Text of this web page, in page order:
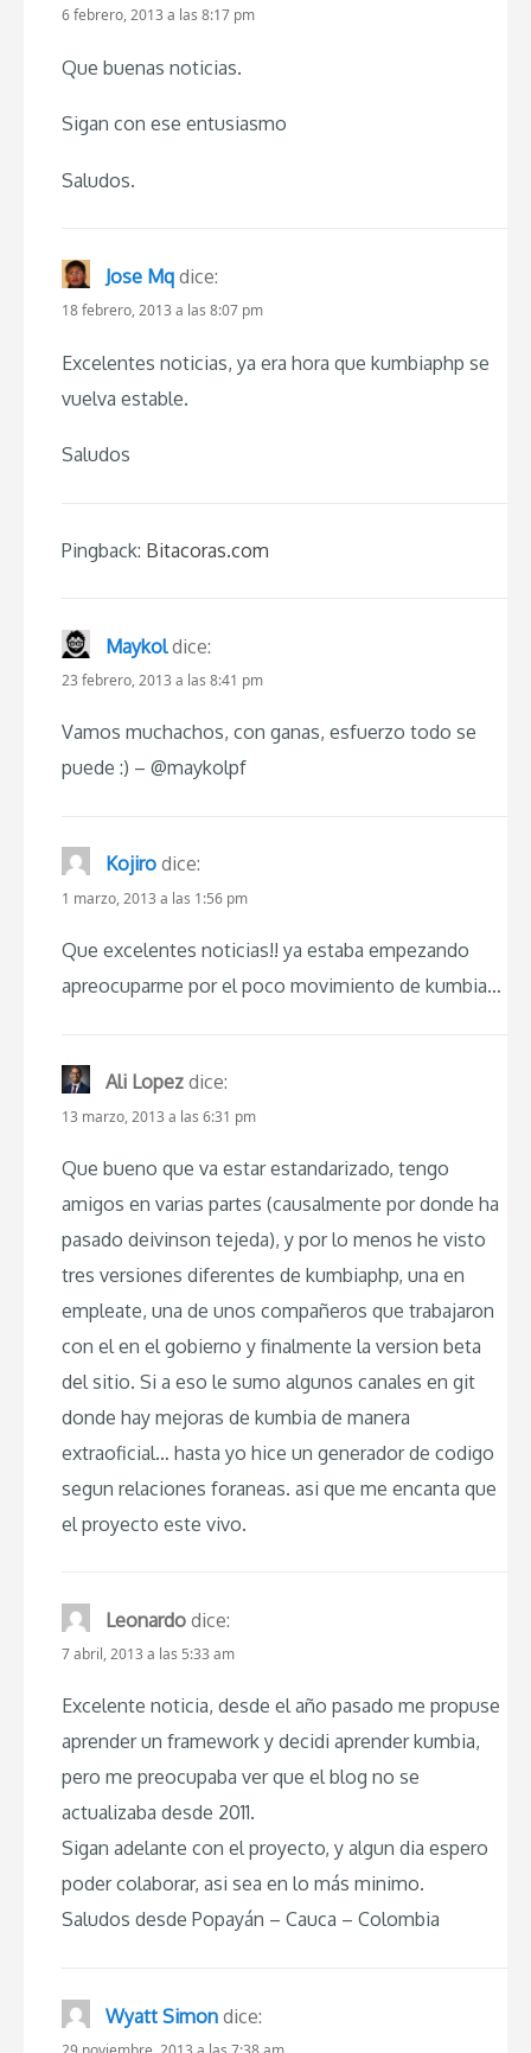
6 febrero, 2013 a las 8:17 pm
Que buenas noticias.
Sigan con ese entusiasmo
Saludos.
Jose Mq dice:
18 febrero, 2013 a las 8:07 pm
Excelentes noticias, ya era hora que kumbiaphp se
vuelva estable.
Saludos
Pingback: Bitacoras.com
Maykol dice:
23 febrero, 2013 a las 8:41 pm
Vamos muchachos, con ganas, esfuerzo todo se
puede :) – @maykolpf
Kojiro dice:
1 marzo, 2013 a las 1:56 pm
Que excelentes noticias!! ya estaba empezando
apreocuparme por el poco movimiento de kumbia…
Ali Lopez dice:
13 marzo, 2013 a las 6:31 pm
Que bueno que va estar estandarizado, tengo
amigos en varias partes (causalmente por donde ha
pasado deivinson tejeda), y por lo menos he visto
tres versiones diferentes de kumbiaphp, una en
empleate, una de unos compañeros que trabajaron
con el en el gobierno y finalmente la version beta
del sitio. Si a eso le sumo algunos canales en git
donde hay mejoras de kumbia de manera
extraoficial… hasta yo hice un generador de codigo
segun relaciones foraneas. asi que me encanta que
el proyecto este vivo.
Leonardo dice:
7 abril, 2013 a las 5:33 am
Excelente noticia, desde el año pasado me propuse
aprender un framework y decidi aprender kumbia,
pero me preocupaba ver que el blog no se
actualizaba desde 2011.
Sigan adelante con el proyecto, y algun dia espero
poder colaborar, asi sea en lo más minimo.
Saludos desde Popayán – Cauca – Colombia
Wyatt Simon dice: